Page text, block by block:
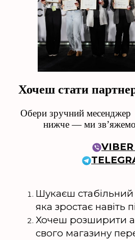
Хочеш стати
Обери зручний месенджер
нижче — ми
VIBER
Шукаєш стабільний
яка зростає навіть
Хочеш розширити
свого магазину